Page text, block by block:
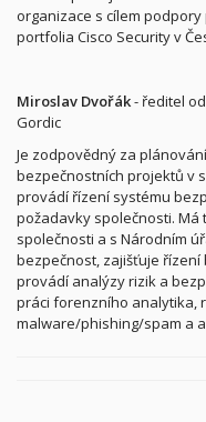
organizace s cílem
portfolia Cisco Security v
Miroslav Dvořák- ředitel
Gordic
Je zodpovědný za
bezpečnostních projektů v
provádí řízení systému
požadavky společnosti. Má
společnosti a s Národním
bezpečnost, zajišťuje
provádí analýzy rizik a
práci forenzního analytika,
malware/phishing/spam a